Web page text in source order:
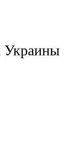
Украины